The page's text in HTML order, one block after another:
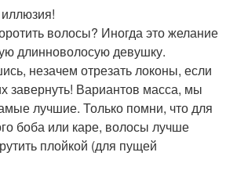
волосы? Иногда это желание
длинноволосую девушку.
незачем отрезать локоны, если
завернуть! Вариантов масса, мы
лучшие. Только помни, что для
боба или каре, волосы лучше
плойкой (для пущей